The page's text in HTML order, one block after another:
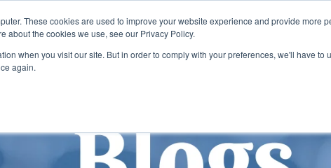
These cookies are used to improve your website experience and provide more
about the cookies we use, see our Privacy Policy.
when you visit our site. But in order to comply with your preferences, we'll have to
again.
Home Services Entreprise